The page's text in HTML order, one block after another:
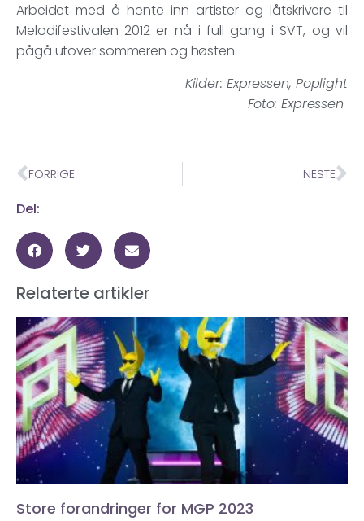
Arbeidet med å hente inn artister og låtskrivere til
Melodifestivalen 2012 er nå i full gang i SVT, og vil
pågå utover sommeren og høsten.
Kilder: Expressen, Poplight
Foto: Expressen
FORRIGE NESTE
Del:
Relaterte artikler
Store forandringer for MGP 2023